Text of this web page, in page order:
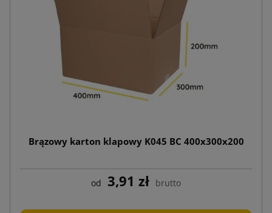
Brązowy karton klapowy K045 BC 400x300x200
od 3,91 zł brutto